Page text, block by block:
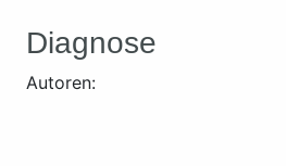
Diagnose
Autoren: